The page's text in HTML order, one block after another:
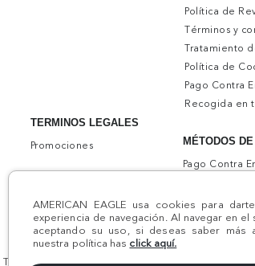
AMERICAN EAGLE usa cookies para
experiencia de navegación. Al navegar en el
aceptando su uso, si deseas saber más
nuestra política has click aquí.
TERMINOS LEGALES
Promociones
Política de
Términos y
Tratamiento
Política de
Pago Contra
Recogida en
MÉTODOS
Pago Contra
Todos los derechos reservados AE 2024 |